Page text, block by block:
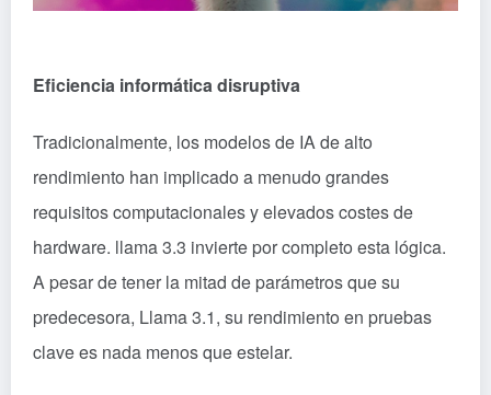
Eficiencia informática disruptiva
Tradicionalmente, los modelos de IA de alto
rendimiento han implicado a menudo grandes
requisitos computacionales y elevados costes de
hardware. llama 3.3 invierte por completo esta lógica.
A pesar de tener la mitad de parámetros que su
predecesora, Llama 3.1, su rendimiento en pruebas
clave es nada menos que estelar.